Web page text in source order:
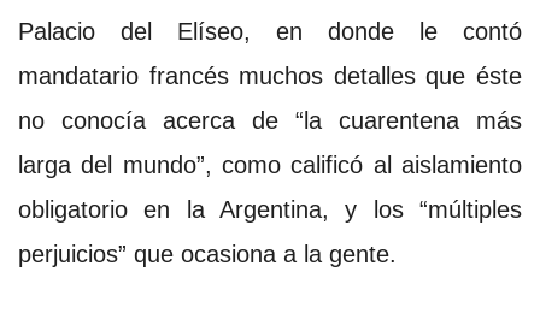
Palacio del Elíseo, en donde le contó
mandatario francés muchos detalles que éste
no conocía acerca de “la cuarentena más
larga del mundo”, como calificó al aislamiento
obligatorio en la Argentina, y los “múltiples
perjuicios” que ocasiona a la gente.